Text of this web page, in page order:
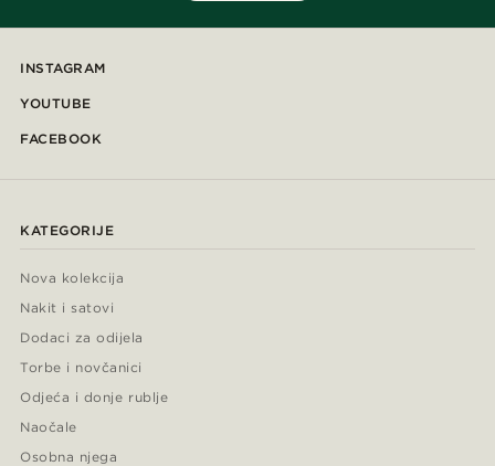
INSTAGRAM
YOUTUBE
FACEBOOK
KATEGORIJE
Nova kolekcija
Nakit i satovi
Dodaci za odijela
Torbe i novčanici
Odjeća i donje rublje
Naočale
Osobna njega